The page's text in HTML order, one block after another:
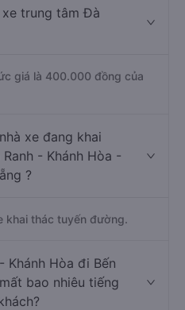
xe trung tâm Đà
giá là 400.000 đồng của
xe đang khai
- Khánh Hòa -
?
khai thác tuyến đường.
Khánh Hòa đi Bến
bao nhiêu tiếng